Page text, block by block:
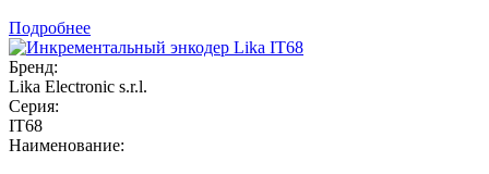
Подробнее
Бренд:
Lika Electronic s.r.l.
Серия:
IT68
Наименование: